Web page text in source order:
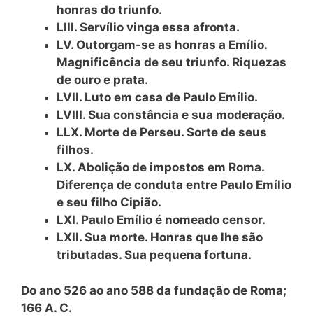
honras do triunfo.
LIII. Servílio vinga essa afronta.
LV. Outorgam-se as honras a Emílio.
Magnificência de seu triunfo. Riquezas
de ouro e prata.
LVII. Luto em casa de Paulo Emílio.
LVIII. Sua constância e sua moderação.
LLX. Morte de Perseu. Sorte de seus
filhos.
LX. Abolição de impostos em Roma.
Diferença de conduta entre Paulo Emílio
e seu filho Cipião.
LXI. Paulo Emílio é nomeado censor.
LXII. Sua morte. Honras que lhe são
tributadas. Sua pequena fortuna.
Do ano 526 ao ano 588 da fundação de Roma;
166 A. C.